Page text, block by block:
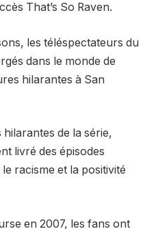
That’s So Raven.
les téléspectateurs du
dans le monde de
hilarantes à San
de la série,
livré des épisodes
racisme et la positivité
en 2007, les fans ont